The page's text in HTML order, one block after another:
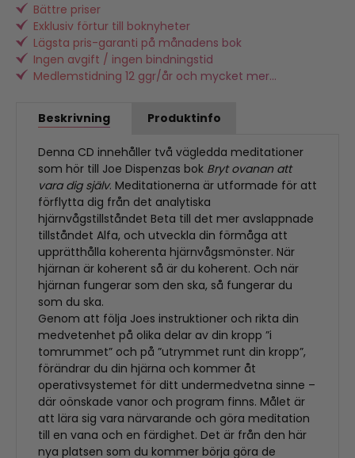
Bättre priser
Exklusiv förtur till boknyheter
Lägsta pris-garanti på månadens bok
Ingen avgift / ingen bindningstid
Medlemstidning 12 ggr/år och mycket mer...
Beskrivning Produktinfo
Denna CD innehåller två vägledda meditationer
som hör till Joe Dispenzas bok Bryt ovanan att
vara dig själv. Meditationerna är utformade för att
förflytta dig från det analytiska
hjärnvågstillståndet Beta till det mer avslappnade
tillståndet Alfa, och utveckla din förmåga att
upprätthålla koherenta hjärnvågsmönster. När
hjärnan är koherent så är du koherent. Och när
hjärnan fungerar som den ska, så fungerar du
som du ska.
Genom att följa Joes instruktioner och rikta din
medvetenhet på olika delar av din kropp ”i
tomrummet” och på ”utrymmet runt din kropp”,
förändrar du din hjärna och kommer åt
operativsystemet för ditt undermedvetna sinne –
där oönskade vanor och program finns. Målet är
att lära sig vara närvarande och göra meditation
till en vana och en färdighet. Det är från den här
nya platsen som du kommer börja göra de